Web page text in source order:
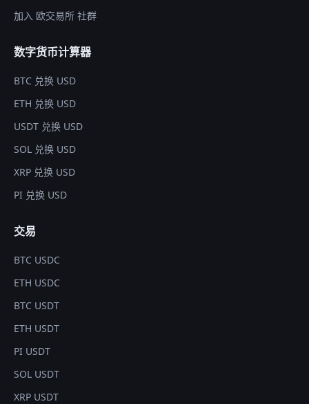
加入 欧交易所 社群
数字货币计算器
BTC 兑换 USD
ETH 兑换 USD
USDT 兑换 USD
SOL 兑换 USD
XRP 兑换 USD
PI 兑换 USD
交易
BTC USDC
ETH USDC
BTC USDT
ETH USDT
PI USDT
SOL USDT
XRP USDT